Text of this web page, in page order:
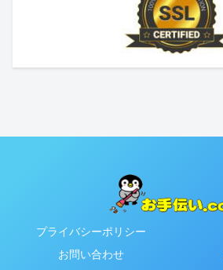
プライバシーポリシー
お問い合わせ